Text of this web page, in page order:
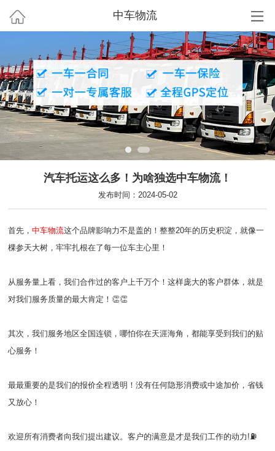
中车物流
汽车托运这么多！为啥独选中车物流！
发布时间：2024-05-02
首先，中车物流这个品牌影响力不是盖的！整整20年的历史积淀，就像一
棵参天大树，牢牢扎根在了每一位车主心里！
从服务量上看，我们合作过的客户上千万个！这样庞大的客户群体，就是
对我们服务质量的最大肯定！👏👏
其次，我们服务地区全国连锁，哪怕你在天涯海角，都能享受到我们的贴
心服务！
最最重要的是我们的报价全程透明！没有任何隐形消费或中途加价，省钱
又放心！
欢迎所有消费者向我们提出建议。客户的满意是才是我们工作的动力!⛽️